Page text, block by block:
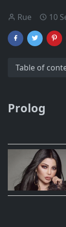
Rue 10
Table of
Prolog